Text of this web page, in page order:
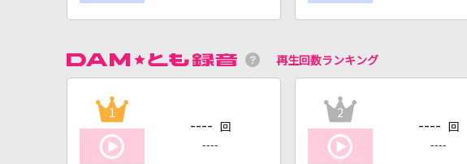
再生回数ランキング
1
---- 回
----
2
---- 回
----